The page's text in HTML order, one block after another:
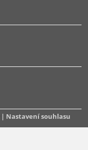
Nastavení souhlasu